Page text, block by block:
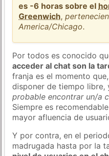
es -6 horas sobre el
Greenwich,
America/Chicago.
Por todos es conocido
acceder al chat son la
franja es el momento
disponer de tiempo
probable encontrar un/a
Siempre es
mayor afluencia de
Y por contra, en el
madrugada hasta por la